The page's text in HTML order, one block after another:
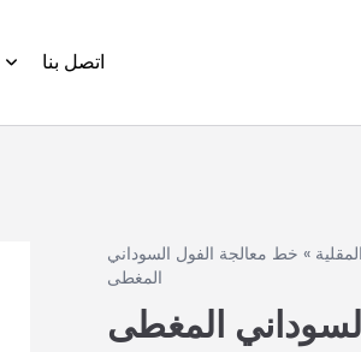
اتصل بنا
» خط معالجة الفول السوداني
المغطى
المغطى